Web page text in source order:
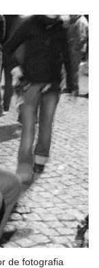
de fotografia